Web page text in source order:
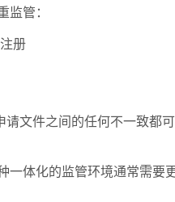
管：
册
文件之间的任何不一致都可
一体化的监管环境通常需要